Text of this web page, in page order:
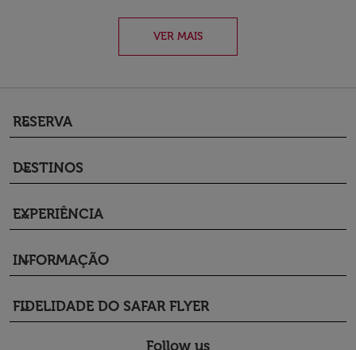
VER MAIS
RESERVA
keyboard_arrow_down
DESTINOS
keyboard_arrow_down
EXPERIÊNCIA
keyboard_arrow_down
INFORMAÇÃO
keyboard_arrow_down
FIDELIDADE DO SAFAR FLYER
keyboard_arrow_down
Follow us